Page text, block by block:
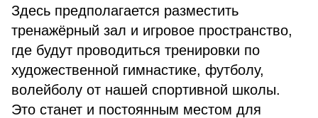
Здесь предполагается разместить
тренажёрный зал и игровое пространство,
где будут проводиться тренировки по
художественной гимнастике, футболу,
волейболу от нашей спортивной школы.
Это станет и постоянным местом для